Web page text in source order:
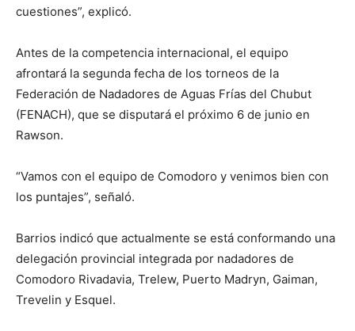
cuestiones”, explicó.
Antes de la competencia internacional, el equipo
afrontará la segunda fecha de los torneos de la
Federación de Nadadores de Aguas Frías del Chubut
(FENACH), que se disputará el próximo 6 de junio en
Rawson.
“Vamos con el equipo de Comodoro y venimos bien con
los puntajes”, señaló.
Barrios indicó que actualmente se está conformando una
delegación provincial integrada por nadadores de
Comodoro Rivadavia, Trelew, Puerto Madryn, Gaiman,
Trevelin y Esquel.